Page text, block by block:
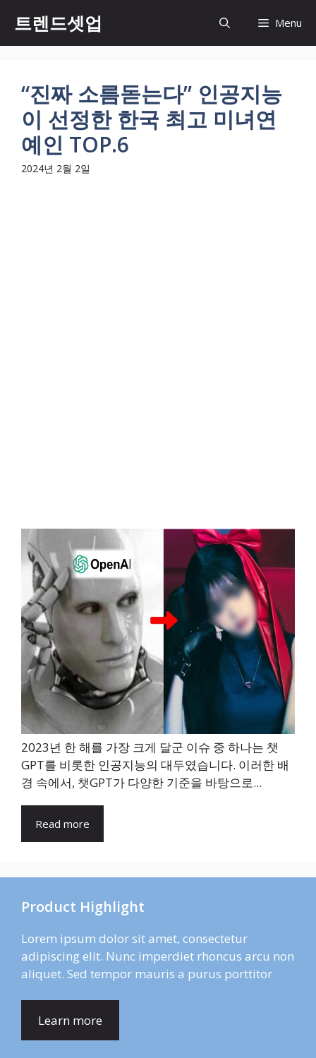
츠
트렌드셋업 Menu
“진짜 소름돋는다” 인공지능
이 선정한 한국 최고 미녀연
예인 TOP.6
2024년 2월 2일
2023년 한 해를 가장 크게 달군 이슈 중 하나는 챗
GPT를 비롯한 인공지능의 대두였습니다. 이러한 배
경 속에서, 챗GPT가 다양한 기준을 바탕으로...
Read more
Product Highlight
Lorem ipsum dolor sit amet, consectetur
adipiscing elit. Nunc imperdiet rhoncus arcu non
aliquet. Sed tempor mauris a purus porttitor
Learn more